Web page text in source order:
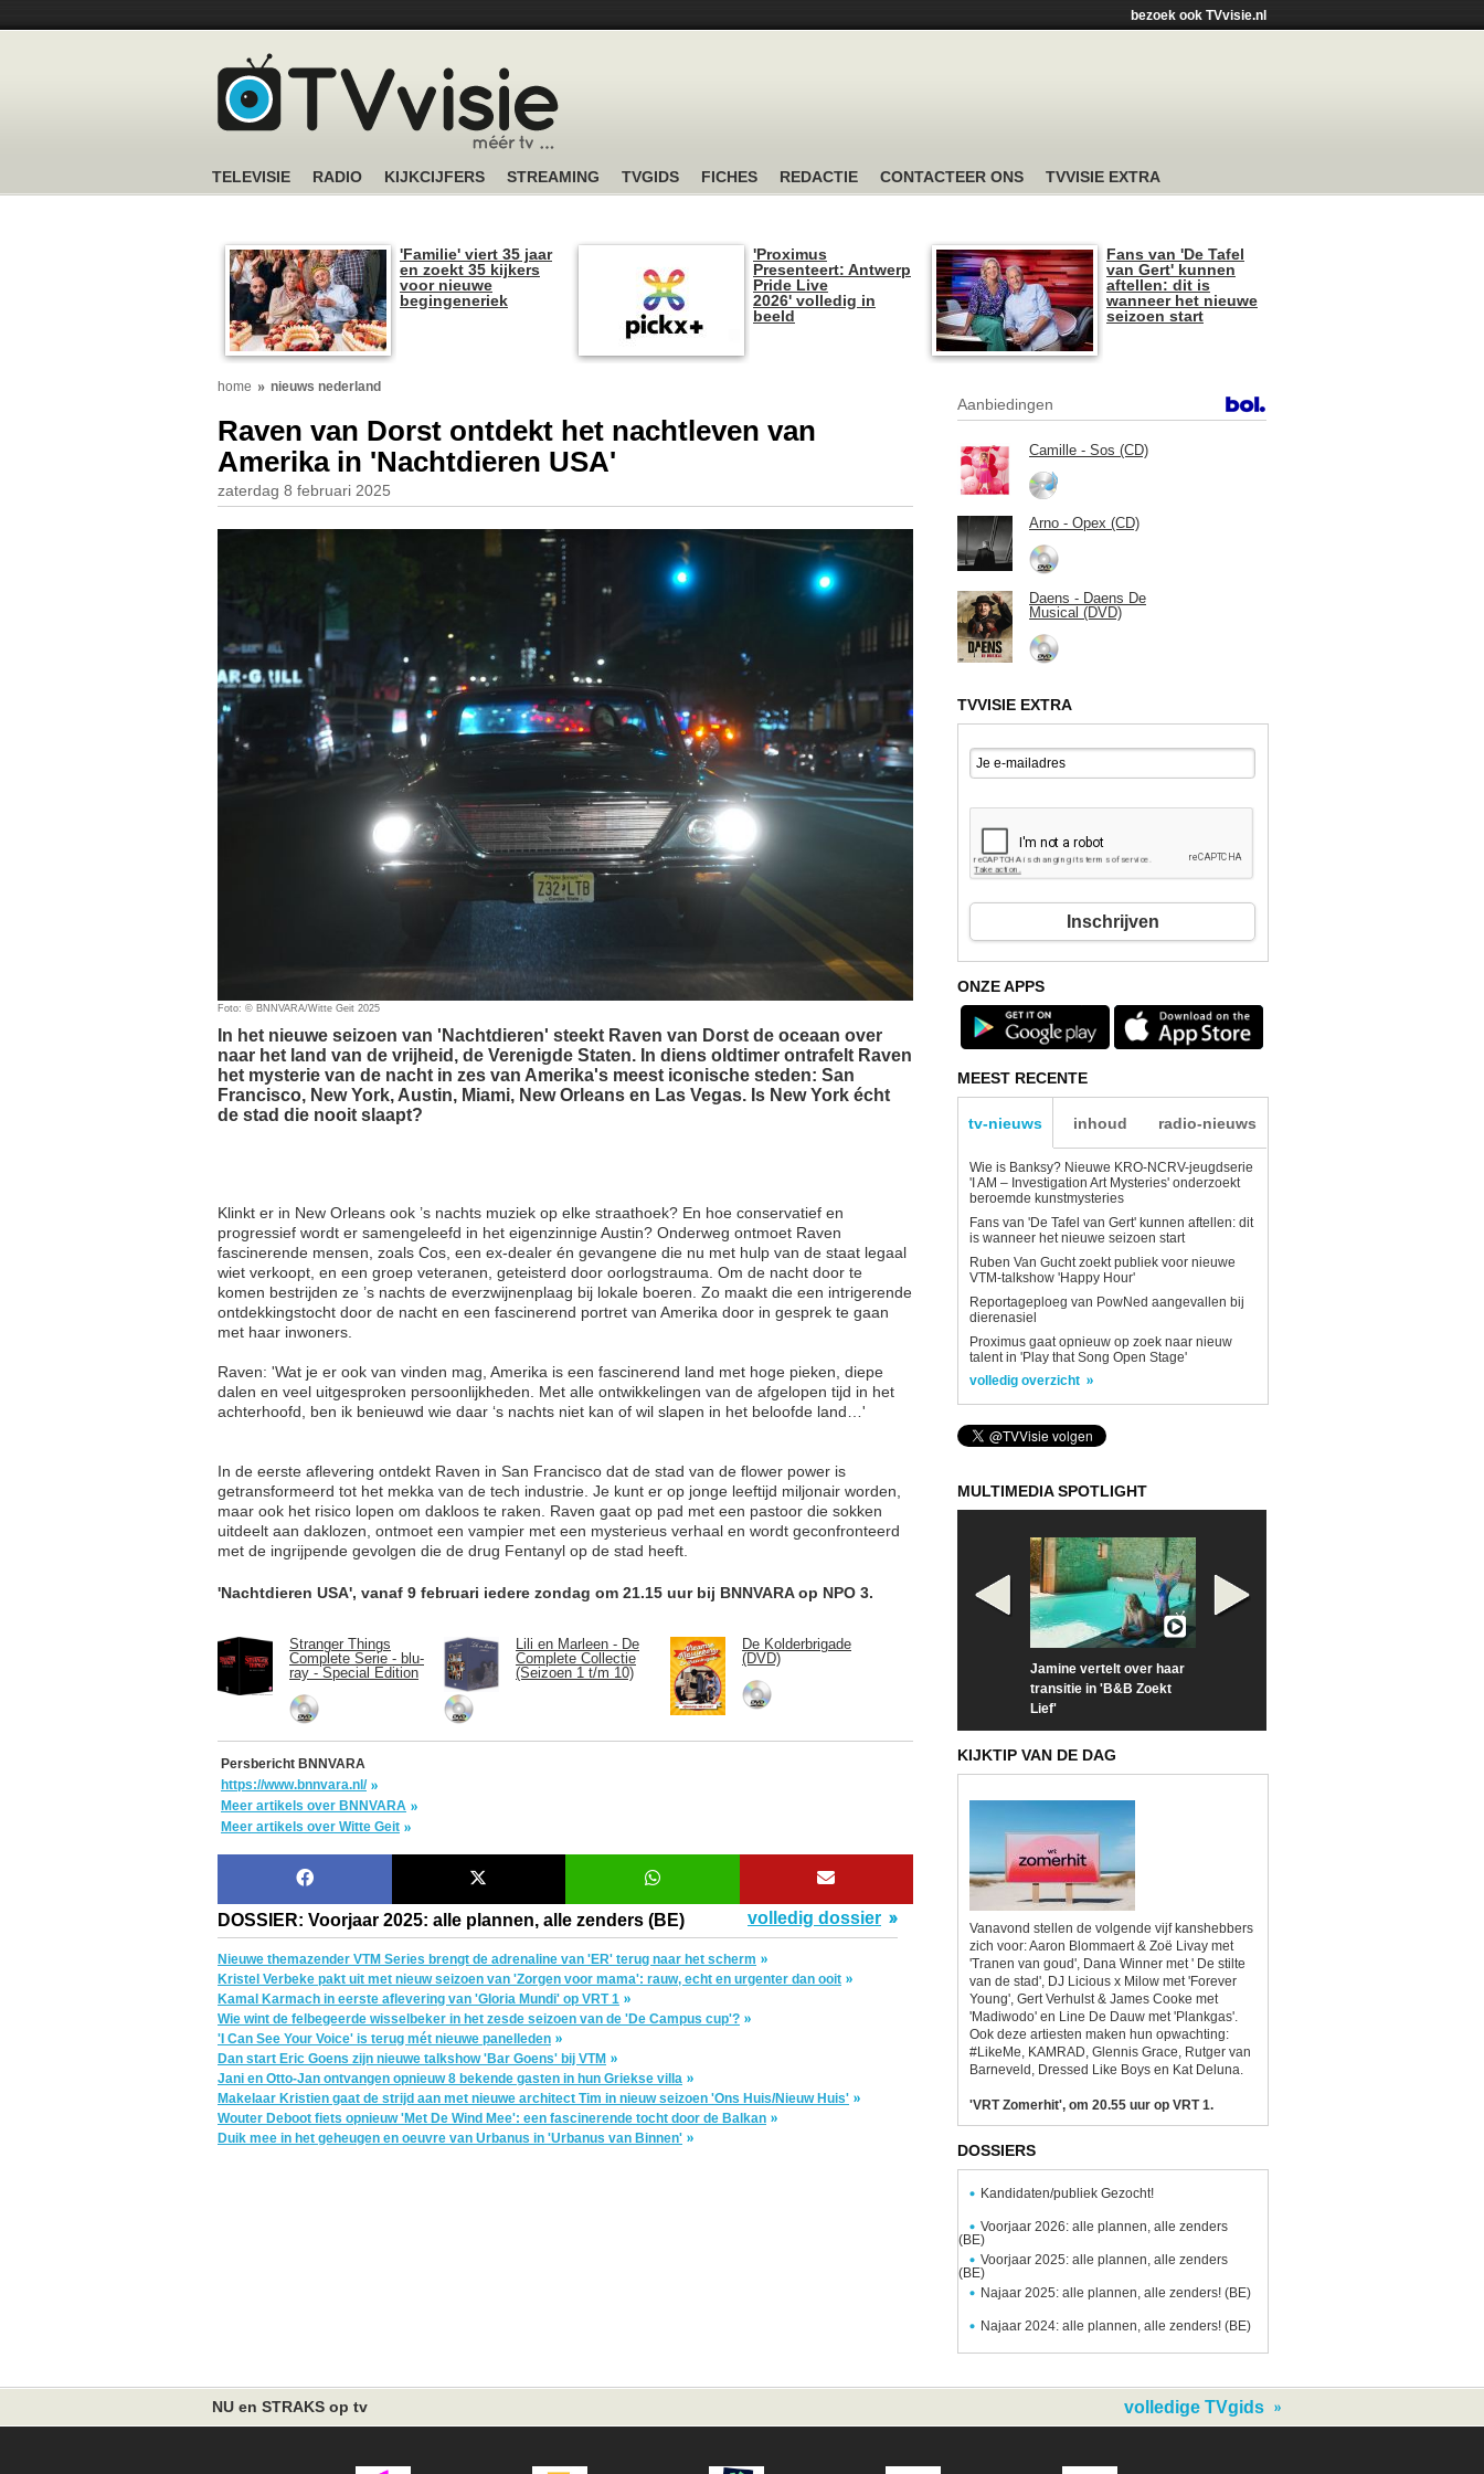
bezoek ook TVvisie.nl
TELEVISIE RADIO KIJKCIJFERS STREAMING TVGIDS FICHES REDACTIE CONTACTEER ONS TVVISIE EXTRA
'Familie' viert 35 jaar
en zoekt 35 kijkers
voor nieuwe
begingeneriek
'Proximus
Presenteert: Antwerp
Pride Live
2026' volledig in
beeld
Fans van 'De Tafel
van Gert' kunnen
aftellen: dit is
wanneer het nieuwe
seizoen start
home nieuws nederland
Raven van Dorst ontdekt het nachtleven van
Amerika in 'Nachtdieren USA'
zaterdag 8 februari 2025
Foto: © BNNVARA/Witte Geit 2025
In het nieuwe seizoen van 'Nachtdieren' steekt Raven van Dorst de oceaan over
naar het land van de vrijheid, de Verenigde Staten. In diens oldtimer ontrafelt Raven
het mysterie van de nacht in zes van Amerika's meest iconische steden: San
Francisco, New York, Austin, Miami, New Orleans en Las Vegas. Is New York écht
de stad die nooit slaapt?
Klinkt er in New Orleans ook ’s nachts muziek op elke straathoek? En hoe conservatief en
progressief wordt er samengeleefd in het eigenzinnige Austin? Onderweg ontmoet Raven
fascinerende mensen, zoals Cos, een ex-dealer én gevangene die nu met hulp van de staat legaal
wiet verkoopt, en een groep veteranen, geteisterd door oorlogstrauma. Om de nacht door te
komen bestrijden ze ’s nachts de everzwijnenplaag bij lokale boeren. Zo maakt die een intrigerende
ontdekkingstocht door de nacht en een fascinerend portret van Amerika door in gesprek te gaan
met haar inwoners.
Raven: 'Wat je er ook van vinden mag, Amerika is een fascinerend land met hoge pieken, diepe
dalen en veel uitgesproken persoonlijkheden. Met alle ontwikkelingen van de afgelopen tijd in het
achterhoofd, ben ik benieuwd wie daar ‘s nachts niet kan of wil slapen in het beloofde land…'
In de eerste aflevering ontdekt Raven in San Francisco dat de stad van de flower power is
getransformeerd tot het mekka van de tech industrie. Je kunt er op jonge leeftijd miljonair worden,
maar ook het risico lopen om dakloos te raken. Raven gaat op pad met een pastoor die sokken
uitdeelt aan daklozen, ontmoet een vampier met een mysterieus verhaal en wordt geconfronteerd
met de ingrijpende gevolgen die de drug Fentanyl op de stad heeft.
'Nachtdieren USA', vanaf 9 februari iedere zondag om 21.15 uur bij BNNVARA op NPO 3.
Stranger Things
Complete Serie - blu-
ray - Special Edition
Lili en Marleen - De
Complete Collectie
(Seizoen 1 t/m 10)
De Kolderbrigade
(DVD)
Persbericht BNNVARA
https://www.bnnvara.nl/
Meer artikels over BNNVARA
Meer artikels over Witte Geit
DOSSIER: Voorjaar 2025: alle plannen, alle zenders (BE) volledig dossier
Nieuwe themazender VTM Series brengt de adrenaline van 'ER' terug naar het scherm
Kristel Verbeke pakt uit met nieuw seizoen van 'Zorgen voor mama': rauw, echt en urgenter dan ooit
Kamal Karmach in eerste aflevering van 'Gloria Mundi' op VRT 1
Wie wint de felbegeerde wisselbeker in het zesde seizoen van de 'De Campus cup'?
'I Can See Your Voice' is terug mét nieuwe panelleden
Dan start Eric Goens zijn nieuwe talkshow 'Bar Goens' bij VTM
Jani en Otto-Jan ontvangen opnieuw 8 bekende gasten in hun Griekse villa
Makelaar Kristien gaat de strijd aan met nieuwe architect Tim in nieuw seizoen 'Ons Huis/Nieuw Huis'
Wouter Deboot fiets opnieuw 'Met De Wind Mee': een fascinerende tocht door de Balkan
Duik mee in het geheugen en oeuvre van Urbanus in 'Urbanus van Binnen'
Aanbiedingen
Camille - Sos (CD)
Arno - Opex (CD)
Daens - Daens De
Musical (DVD)
TVVISIE EXTRA
Inschrijven
ONZE APPS
MEEST RECENTE
tv-nieuws inhoud radio-nieuws
Wie is Banksy? Nieuwe KRO-NCRV-jeugdserie
'I AM – Investigation Art Mysteries' onderzoekt
beroemde kunstmysteries
Fans van 'De Tafel van Gert' kunnen aftellen: dit
is wanneer het nieuwe seizoen start
Ruben Van Gucht zoekt publiek voor nieuwe
VTM-talkshow 'Happy Hour'
Reportageploeg van PowNed aangevallen bij
dierenasiel
Proximus gaat opnieuw op zoek naar nieuw
talent in 'Play that Song Open Stage'
volledig overzicht
MULTIMEDIA SPOTLIGHT
Jamine vertelt over haar
transitie in 'B&B Zoekt
Lief'
KIJKTIP VAN DE DAG
Vanavond stellen de volgende vijf kanshebbers
zich voor: Aaron Blommaert & Zoë Livay met
'Tranen van goud', Dana Winner met ' De stilte
van de stad', DJ Licious x Milow met 'Forever
Young', Gert Verhulst & James Cooke met
'Madiwodo' en Line De Dauw met 'Plankgas'.
Ook deze artiesten maken hun opwachting:
#LikeMe, KAMRAD, Glennis Grace, Rutger van
Barneveld, Dressed Like Boys en Kat Deluna.
'VRT Zomerhit', om 20.55 uur op VRT 1.
DOSSIERS
Kandidaten/publiek Gezocht!
Voorjaar 2026: alle plannen, alle zenders
(BE)
Voorjaar 2025: alle plannen, alle zenders
(BE)
Najaar 2025: alle plannen, alle zenders! (BE)
Najaar 2024: alle plannen, alle zenders! (BE)
NU en STRAKS op tv volledige TVgids